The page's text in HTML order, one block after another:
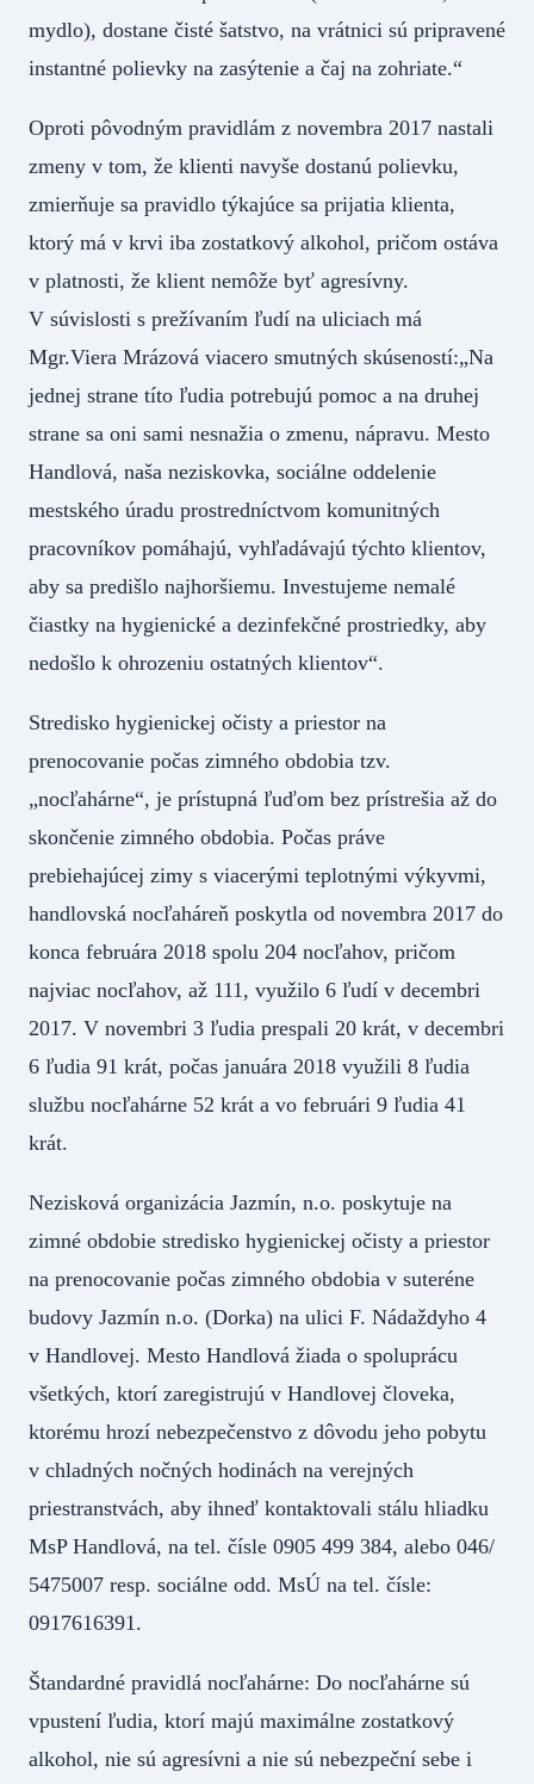
mydlo), dostane čisté šatstvo, na vrátnici sú pripravené
instantné polievky na zasýtenie a čaj na zohriate.“
Oproti pôvodným pravidlám z novembra 2017 nastali
zmeny v tom, že klienti navyše dostanú polievku,
zmierňuje sa pravidlo týkajúce sa prijatia klienta,
ktorý má v krvi iba zostatkový alkohol, pričom ostáva
v platnosti, že klient nemôže byť agresívny.
V súvislosti s prežívaním ľudí na uliciach má
Mgr.Viera Mrázová viacero smutných skúseností:„Na
jednej strane títo ľudia potrebujú pomoc a na druhej
strane sa oni sami nesnažia o zmenu, nápravu. Mesto
Handlová, naša neziskovka, sociálne oddelenie
mestského úradu prostredníctvom komunitných
pracovníkov pomáhajú, vyhľadávajú týchto klientov,
aby sa predišlo najhoršiemu. Investujeme nemalé
čiastky na hygienické a dezinfekčné prostriedky, aby
nedošlo k ohrozeniu ostatných klientov“.
Stredisko hygienickej očisty a priestor na
prenocovanie počas zimného obdobia tzv.
„nocľahárne“, je prístupná ľuďom bez prístrešia až do
skončenie zimného obdobia. Počas práve
prebiehajúcej zimy s viacerými teplotnými výkyvmi,
handlovská nocľaháreň poskytla od novembra 2017 do
konca februára 2018 spolu 204 nocľahov, pričom
najviac nocľahov, až 111, využilo 6 ľudí v decembri
2017. V novembri 3 ľudia prespali 20 krát, v decembri
6 ľudia 91 krát, počas januára 2018 využili 8 ľudia
službu nocľahárne 52 krát a vo februári 9 ľudia 41
krát.
Nezisková organizácia Jazmín, n.o. poskytuje na
zimné obdobie stredisko hygienickej očisty a priestor
na prenocovanie počas zimného obdobia v suteréne
budovy Jazmín n.o. (Dorka) na ulici F. Nádaždyho 4
v Handlovej. Mesto Handlová žiada o spoluprácu
všetkých, ktorí zaregistrujú v Handlovej človeka,
ktorému hrozí nebezpečenstvo z dôvodu jeho pobytu
v chladných nočných hodinách na verejných
priestranstvách, aby ihneď kontaktovali stálu hliadku
MsP Handlová, na tel. čísle 0905 499 384, alebo 046/
5475007 resp. sociálne odd. MsÚ na tel. čísle:
0917616391.
Štandardné pravidlá nocľahárne: Do nocľahárne sú
vpustení ľudia, ktorí majú maximálne zostatkový
alkohol, nie sú agresívni a nie sú nebezpeční sebe i